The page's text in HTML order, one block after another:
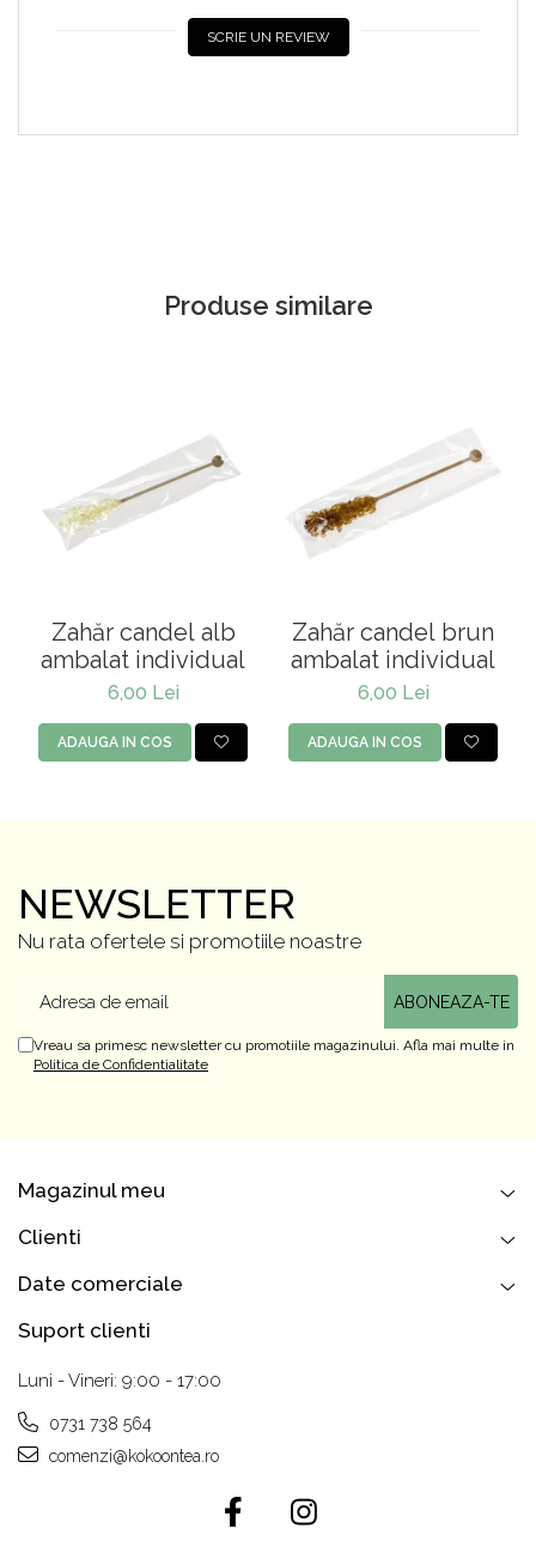
SCRIE UN REVIEW
Produse similare
Zahăr candel alb
ambalat individual
6,00 Lei
ADAUGA IN COS
Zahăr candel brun
ambalat individual
6,00 Lei
ADAUGA IN COS
NEWSLETTER
Nu rata ofertele si promotiile noastre
Vreau sa primesc newsletter cu promotiile magazinului. Afla mai multe in
Politica de Confidentialitate
Magazinul meu
Clienti
Date comerciale
Suport clienti
Luni - Vineri: 9:00 - 17:00
0731 738 564
comenzi@kokoontea.ro